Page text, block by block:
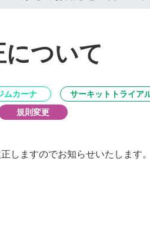
について
ムカーナ サーキットトライア
規則変更
しますのでお知らせいたします